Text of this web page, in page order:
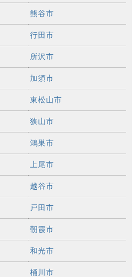
熊谷市
行田市
所沢市
加須市
東松山市
狭山市
鴻巣市
上尾市
越谷市
戸田市
朝霞市
和光市
桶川市